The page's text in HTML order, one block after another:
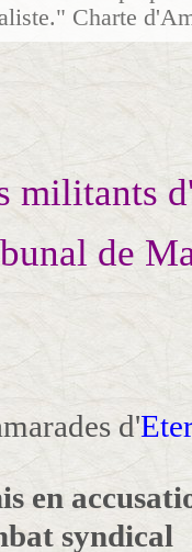
Charte
militants
de
d'
en
syndical